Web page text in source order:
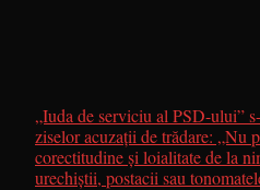
„Iuda de serviciu al PSD-ului”
ziselor acuzații de trădare: „Nu
corectitudine și loialitate de la
urechiștii, postacii sau